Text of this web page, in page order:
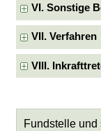
VI. Sonstige
VII. Verfahren
VIII.
Fundstelle